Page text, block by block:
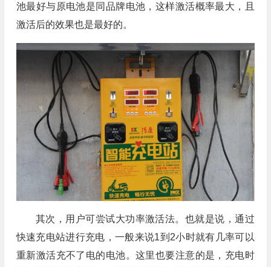
池最好与原电池是同品牌电池，这样激活概率最大，且
激活后的效果也是最好的。
其次，用户可尝试大功率激活法。也就是说，通过
快速充电站进行充电，一般来说1到2小时就有几率可以
重新激活充不了电的电池。这里也要注意的是，充电时